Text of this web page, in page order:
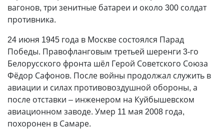
вагонов, три зенитные батареи и около 300 солдат
противника.
24 июня 1945 года в Москве состоялся Парад
Победы. Правофланговым третьей шеренги 3-го
Белорусского фронта шёл Герой Советского Союза
Фёдор Сафонов. После войны продолжал служить в
авиации и силах противовоздушной обороны, а
после отставки – инженером на Куйбышевском
авиационном заводе. Умер 11 мая 2008 года,
похоронен в Самаре.